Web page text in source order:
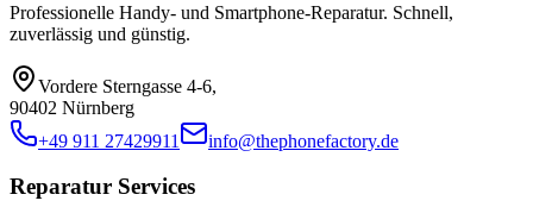
Professionelle Handy- und Smartphone-Reparatur. Schnell,
zuverlässig und günstig.
Vordere Sterngasse 4-6,
90402 Nürnberg
+49 911 27429911
info@thephonefactory.de
Reparatur Services